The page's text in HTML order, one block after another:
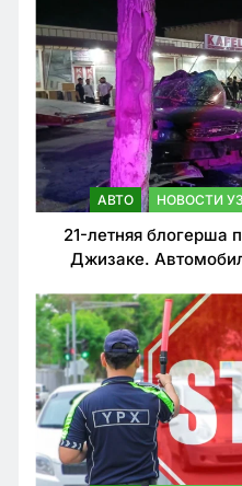
АВТО НОВОСТИ
21-летняя блогерша
Джизаке.